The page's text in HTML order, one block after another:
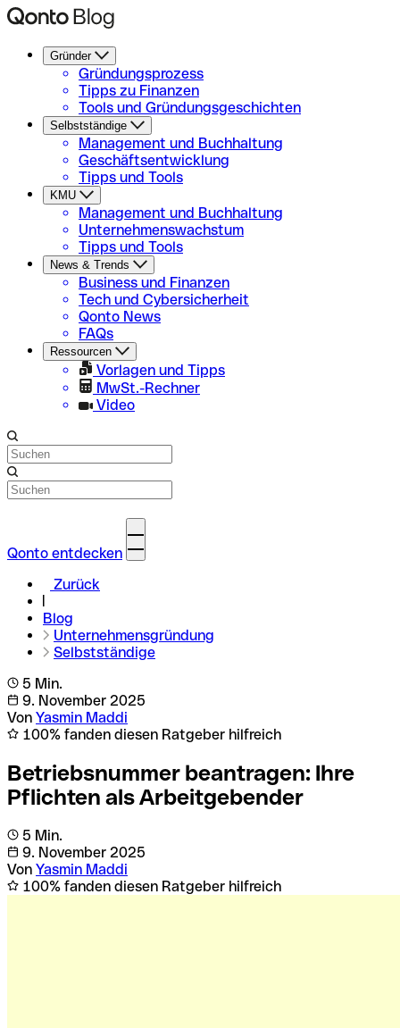
Gründer
Gründungsprozess
Tipps zu Finanzen
Tools und Gründungsgeschichten
Selbstständige
Management und Buchhaltung
Geschäftsentwicklung
Tipps und Tools
KMU
Management und Buchhaltung
Unternehmenswachstum
Tipps und Tools
News & Trends
Business und Finanzen
Tech und Cybersicherheit
Qonto News
FAQs
Ressourcen
Vorlagen und Tipps
MwSt.-Rechner
Video
Qonto entdecken
Zurück
Blog
Unternehmensgründung
Selbstständige
5 Min.
9. November 2025
Von Yasmin Maddi
100% fanden diesen Ratgeber hilfreich
Betriebsnummer beantragen: Ihre
Pflichten als Arbeitgebender
5 Min.
9. November 2025
Von Yasmin Maddi
100% fanden diesen Ratgeber hilfreich